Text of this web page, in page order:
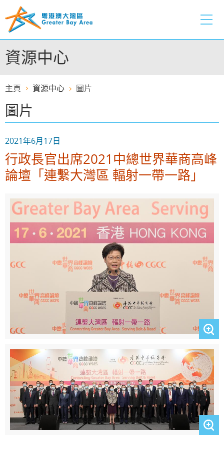
至
容
的
開
資源中心
主頁 資源中心 圖片
圖片
2021年6月17日
行政長官出席2021中總世界華商高峰
論壇「連繫大灣區 輻射一帶一路」